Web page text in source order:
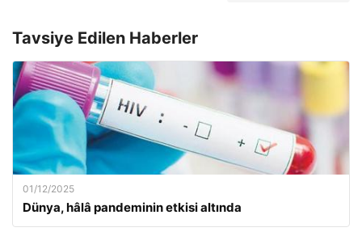
Tavsiye Edilen Haberler
01/12/2025
Dünya, hâlâ pandeminin etkisi altında